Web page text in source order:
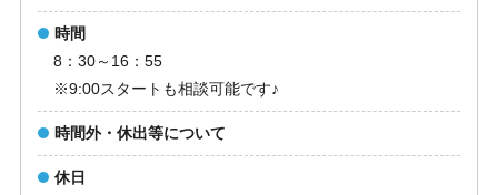
時間
8：30～16：55
※9:00スタートも相談可能です♪
時間外・休出等について
休日